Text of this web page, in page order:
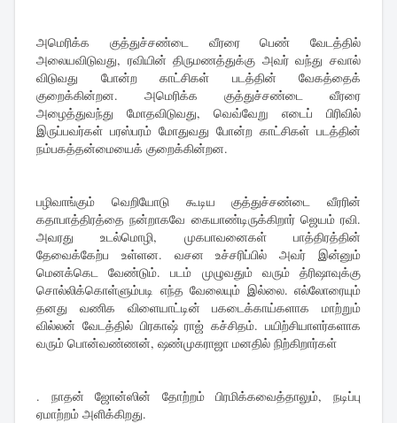
அமெரிக்க குத்துச்சண்டை வீரரை பெண் வேடத்தில்
அலையவிடுவது, ரவியின் திருமணத்துக்கு அவர் வந்து சவால்
விடுவது போன்ற காட்சிகள் படத்தின் வேகத்தைக்
குறைக்கின்றன. அமெரிக்க குத்துச்சண்டை வீரரை
அழைத்துவந்து மோதவிடுவது, வெவ்வேறு எடைப் பிரிவில்
இருப்பவர்கள் பரஸ்பரம் மோதுவது போன்ற காட்சிகள் படத்தின்
நம்பகத்தன்மையைக் குறைக்கின்றன.
பழிவாங்கும் வெறியோடு கூடிய குத்துச்சண்டை வீரரின்
கதாபாத்திரத்தை நன்றாகவே கையாண்டிருக்கிறார் ஜெயம் ரவி.
அவரது உடல்மொழி, முகபாவனைகள் பாத்திரத்தின்
தேவைக்கேற்ப உள்ளன. வசன உச்சரிப்பில் அவர் இன்னும்
மெனக்கெட வேண்டும். படம் முழுவதும் வரும் த்ரிஷாவுக்கு
சொல்லிக்கொள்ளும்படி எந்த வேலையும் இல்லை. எல்லோரையும்
தனது வணிக விளையாட்டின் பகடைக்காய்களாக மாற்றும்
வில்லன் வேடத்தில் பிரகாஷ் ராஜ் கச்சிதம். பயிற்சியாளர்களாக
வரும் பொன்வண்ணன், ஷண்முகராஜா மனதில் நிற்கிறார்கள்
. நாதன் ஜோன்ஸின் தோற்றம் பிரமிக்கவைத்தாலும், நடிப்பு
ஏமாற்றம் அளிக்கிறது.